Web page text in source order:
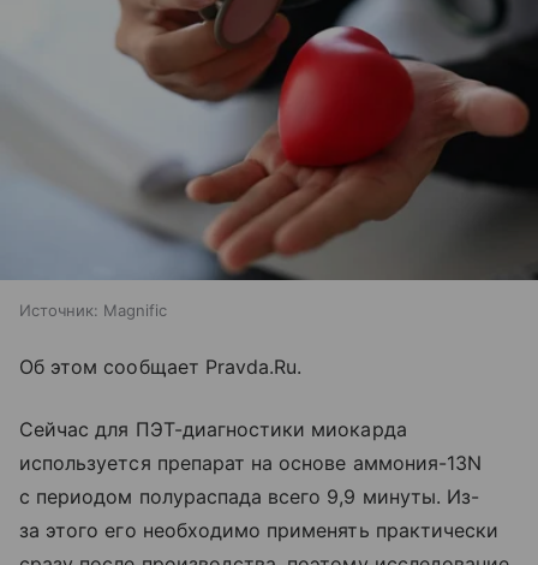
Источник: Magnific
Об этом сообщает Pravda.Ru.
Сейчас для ПЭТ-диагностики миокарда
используется препарат на основе аммония-13N
с периодом полураспада всего 9,9 минуты. Из-
за этого его необходимо применять практически